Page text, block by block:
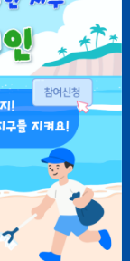
확인서
발급
자원봉사
수요처